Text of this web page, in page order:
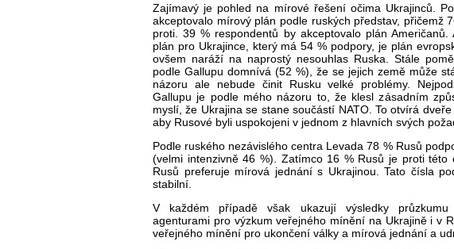
Zajímavý je pohled na mírové řešení očima Ukrajinců.
akceptovalo mírový plán podle ruských představ, přičemž
proti. 39 % respondentů by akceptovalo plán Američanů.
plán pro Ukrajince, který má 54 % podpory, je plán
ovšem naráží na naprostý nesouhlas Ruska. Stále pom
podle Gallupu domnívá (52 %), že se jejich země může st
názoru ale nebude činit Rusku velké problémy.
Gallupu je podle mého názoru to, že klesl zásadním zp
myslí,že Ukrajina se stane součástí NATO. To otvírá dveře
aby Rusové byli uspokojeni v jednom z hlavních svých po
Podle ruského nezávislého centra Levada 78 % Rusů
(velmi intenzivně 46 %). Zatímco 16 % Rusů je proti této
Rusů preferuje mírová jednání s Ukrajinou. Tato čísla
stabilní.
V každém případě však ukazují výsledky průzkumu
agenturami pro výzkum veřejného mínění na Ukrajině i v
veřejného mínění pro ukončení války a mírová jednání a